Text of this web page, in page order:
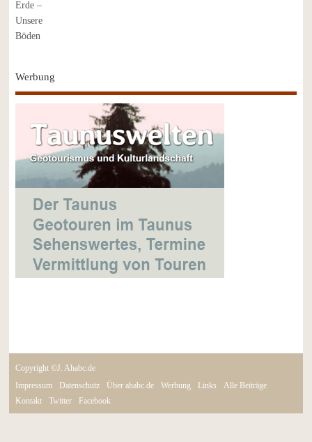
Werbung
Copyright ©J. Ahabc.de
Impressum
Datenschutz Über ahabc.de Werbung Links
Alle Beiträge
Kontakt
Twitter Facebook